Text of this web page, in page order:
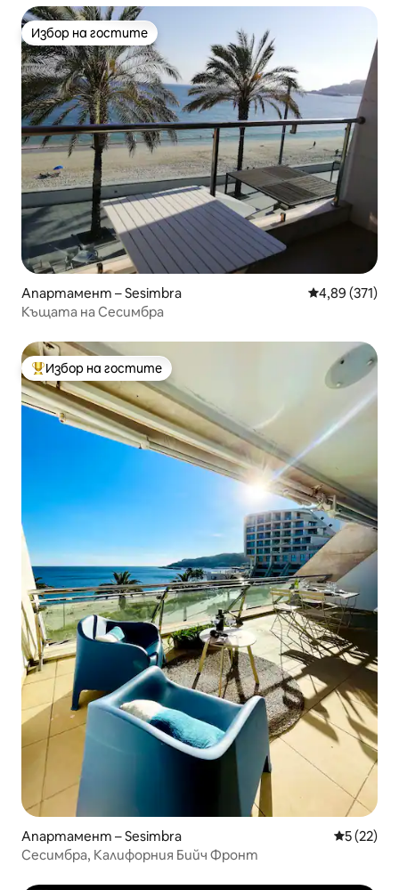
Избор на гостите
Избор на гостите
Апартамент – Sesimbra Средна
4,89 (371)
Къщата на Сесимбра
Най-популярен избор на гостите
Избор на гостите
Апартамент – Sesimbra Средна
5 (22)
Сесимбра, Калифорния Бийч Фронт